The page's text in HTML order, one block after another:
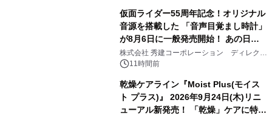
仮面ライダー55周年記念！オリジナル
音源を搭載した 「音声目覚まし時計」
が8月6日に一般発売開始！ あの日の
大興奮が今甦る
株式会社 秀建コーポレーション ディレクト
アートギャラリー
11時間前
乾燥ケアライン『Moist Plus(モイス
ト プラス)』 2026年9月24日(木)リニ
ューアル新発売！ 「乾燥」ケアに特化